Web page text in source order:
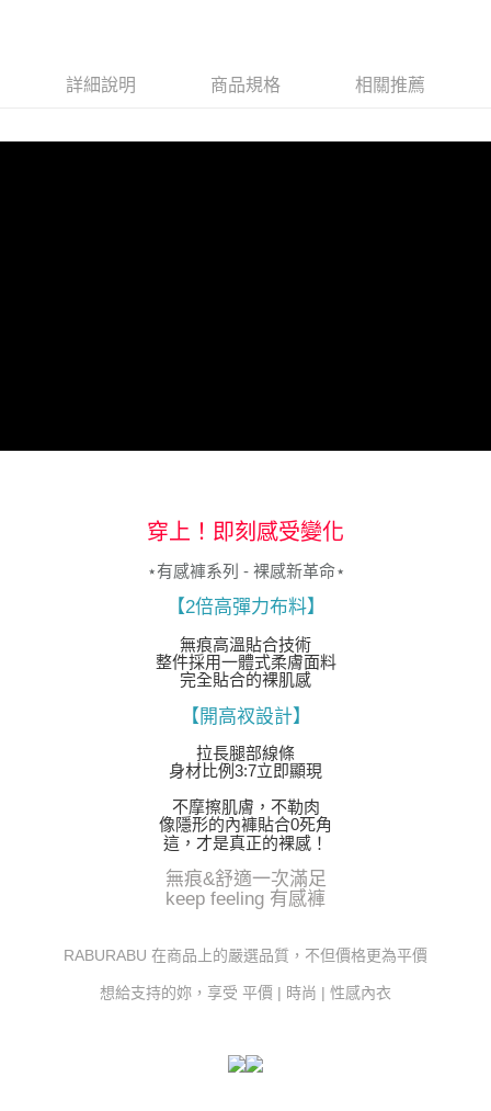
詳細說明 商品規格 相關推薦
穿上！即刻感受變化
⋆有感褲系列 - 裸感新革命⋆
【2倍高彈力布料】
無痕高溫貼合技術
整件採用一體式柔膚面料
完全貼合的裸肌感
【開高衩設計】
拉長腿部線條
身材比例3:7立即顯現
不摩擦肌膚，不勒肉
像隱形的內褲貼合0死角
這，才是真正的裸感！
無痕&舒適一次滿足
keep feeling 有感褲
RABURABU 在商品上的嚴選品質，不但價格更為平價
想給支持的妳，享受 平價 | 時尚 | 性感內衣